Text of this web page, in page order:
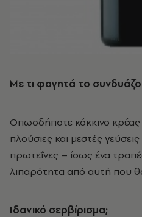
Με τι φαγητά το
Οπωσδήποτε κόκκινο κρέας
πλούσιες και μεστές
πρωτεΐνες – ίσως ένα
λιπαρότητα από αυτή που
Ιδανικό σερβίρισμα;